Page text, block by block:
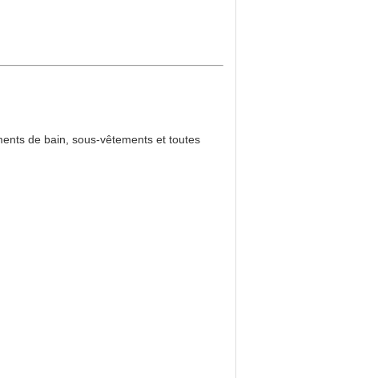
de bain, sous-vêtements et toutes